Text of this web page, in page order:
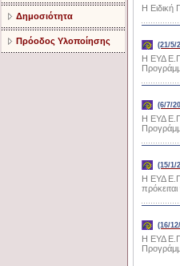
Δημοσιότητα
Πρόοδος Υλοποίησης
H Ειδική
(21/5/
Η ΕΥΔ
(6/7/
Η ΕΥΔ
(15/1/
Η ΕΥΔ
πρόκειται
(16/
Η ΕΥΔ